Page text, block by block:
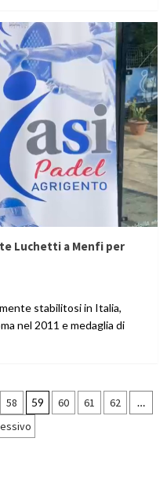
Luchetti a Menfi per
stabilitosi in Italia,
nel 2011 e medaglia di
58 59 60 61 62 …